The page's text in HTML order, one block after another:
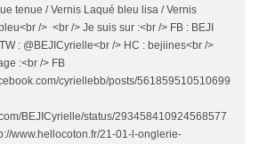
tenue / Vernis Laqué bleu lisa / Vernis
/> <br /> Je suis sur :<br /> FB : BEJI
: @BEJICyrielle<br /> HC : bejiines<br />
:<br /> FB
cyriellebb/posts/561859510510699
BEJICyrielle/status/293458410924568577
www.hellocoton.fr/21-01-l-onglerie-